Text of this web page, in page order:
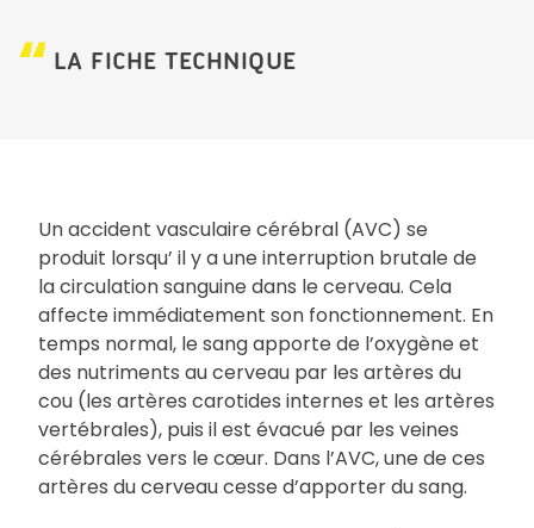
LA FICHE TECHNIQUE
Un accident vasculaire cérébral (AVC) se
produit lorsqu’ il y a une interruption brutale de
la circulation sanguine dans le cerveau. Cela
affecte immédiatement son fonctionnement. En
temps normal, le sang apporte de l’oxygène et
des nutriments au cerveau par les artères du
cou (les artères carotides internes et les artères
vertébrales), puis il est évacué par les veines
cérébrales vers le cœur. Dans l’AVC, une de ces
artères du cerveau cesse d’apporter du sang.